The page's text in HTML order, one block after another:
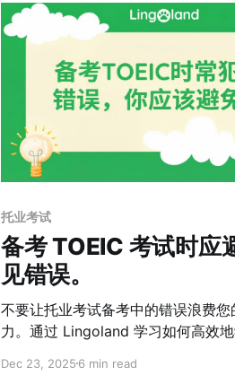
托业考试
备考 TOEIC 考试时应
见错误。
不要让托业考试备考中的错误浪费您
力。通过 Lingoland 学习如何高效
Dec 23, 20256 min read